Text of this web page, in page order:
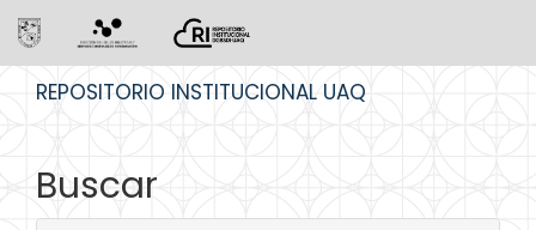
REPOSITORIO INSTITUCIONAL UAQ
Buscar